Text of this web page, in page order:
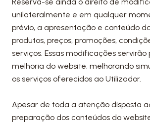
unilateralmente e em qualquer
prévio, a apresentação e conteúdo
produtos, preços, promoções,
serviços. Essas modificações servirão
melhoria do website, melhorando
os serviços oferecidos ao Utilizador.
Apesar de toda a atenção disposta
preparação dos conteúdos do